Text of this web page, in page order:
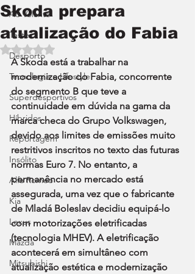
Ao Volante
Teste
Desporto
Tecnologia e Lifestyle
Superdesportivos
Híbridos
Reportagem
Insólito
Alfa Romeo
Kia
Lexus
Mazda
Mitsubishi
Skoda prepara
atualização do Fabia
Avaliado com NaN de 5 estrelas.
A Skoda está a trabalhar na
modernização do Fabia, concorrente
do segmento B que teve a
continuidade em dúvida na gama da
marca checa do Grupo Volkswagen,
devido aos limites de emissões muito
restritivos inscritos no texto das futuras
normas Euro 7. No entanto, a
permanência no mercado está
assegurada, uma vez que o fabricante
de Mladá Boleslav decidiu equipá-lo
com motorizações eletrificadas
(tecnologia MHEV). A eletrificação
acontecerá em simultâneo com
atualização estética e modernização